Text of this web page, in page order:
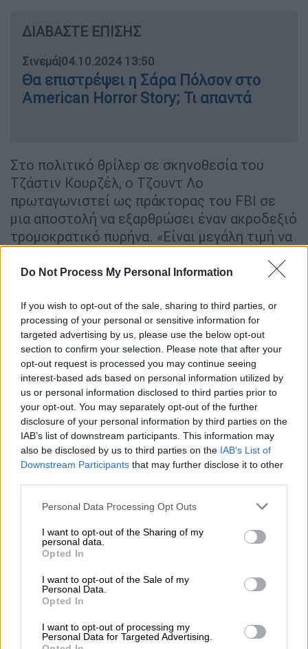
Do Not Process My Personal Information
If you wish to opt-out of the sale, sharing to third parties, or
processing of your personal or sensitive information for
targeted advertising by us, please use the below opt-out
section to confirm your selection. Please note that after your
opt-out request is processed you may continue seeing
interest-based ads based on personal information utilized by
us or personal information disclosed to third parties prior to
your opt-out. You may separately opt-out of the further
disclosure of your personal information by third parties on the
IAB’s list of downstream participants. This information may
also be disclosed by us to third parties on the IAB’s List of
Downstream Participants that may further disclose it to other
Please note that this website/app uses one or more Google
not limited to your visit or usage behaviour. You may click to
grant or deny consent to Google and its third-party tags to
use your data for below specified purposes in below Google
consent section.
Personal Data Processing Opt Outs
I want to opt-out of the Sharing of my
personal data.
Opted In
I want to opt-out of the Sale of my
Personal Data.
Opted In
I want to opt-out of processing my
Personal Data for Targeted Advertising.
ΔΙΑΒΑΣΤΕ ΕΠΙΣΗΣ
Σινεμά|04.10.2024 13:50
Θα επιστρέψει η Σάρα Πόλσον στο
American Horror Story; Τι απαντά
Στο πολιτικό θρίλερ σε σκηνοθεσία του
Τζάστιν Κουρζέλ, ο Τζουντ Λο
πρωταγωνιστεί ως πράκτορας του FBI σε
μια αποστολή να εξαρθρώσει έναν ακροδεξιό
τρομοκρατικό πυρήνα. «Είναι μεγάλη τιμή να
τις ταινίες.Είμαι παθιασμένος με τις
γυρίζοντας ταινίες, παρακολουθώντας
ταινίες, θαυμάζοντας ταινίες » τόνισε σε
δηλώσεις του σε δημοσιογράφους ο
ηθοποιός.
Είμαι ευτυχής που συνεργάστηκα με τους
ανθρώπους που συνεργάστηκα. Ο
κινηματογράφος είναι συνεργατική μορφή
τέχνης. Θεωρώ ότι οι άνθρωποι με τους
οποίους συνεργάστηκα, οι σκηνοθέτες, οι
Jude Law, 51, looks incredibly
youthful as he puts on an animated
and stylish display at the Zurich Film
The Orderhttps://t.co/I0HOjLlhjQ
— Daily Mail Celebrity
(@DailyMailCeleb)October 4, 2024